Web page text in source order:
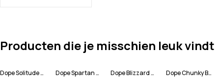
Producten die je misschien leuk vindt
Dope Solitude Beanie
Dope Spartan Snowboard jas Heren
Dope Blizzard Full Zip Snowboard jas Heren
Dope Chunky Beanie